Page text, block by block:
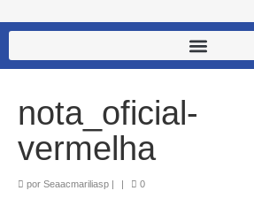
nota_oficial-
vermelha
por Seaacmariliasp 0